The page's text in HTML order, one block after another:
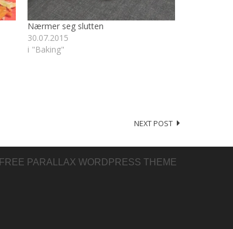
Nærmer seg slutten
30.07.2015
i "Baking"
NEXT POST
FREE PARALLAX WORDPRESS THEME